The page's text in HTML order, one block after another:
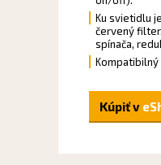
Ku svietidlu
červený
spínača,
Kúpiť v